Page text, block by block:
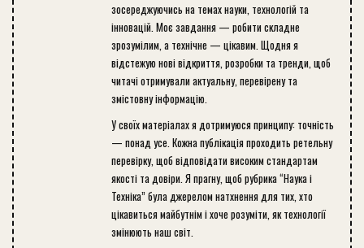
зосереджуючись на темах науки, технологій та
інновацій. Моє завдання — робити складне
зрозумілим, а технічне — цікавим. Щодня я
відстежую нові відкриття, розробки та тренди, щоб
читачі отримували актуальну, перевірену та
змістовну інформацію.
У своїх матеріалах я дотримуюся принципу: точність
— понад усе. Кожна публікація проходить ретельну
перевірку, щоб відповідати високим стандартам
якості та довіри. Я прагну, щоб рубрика “Наука і
Техніка” була джерелом натхнення для тих, хто
цікавиться майбутнім і хоче розуміти, як технології
змінюють наш світ.